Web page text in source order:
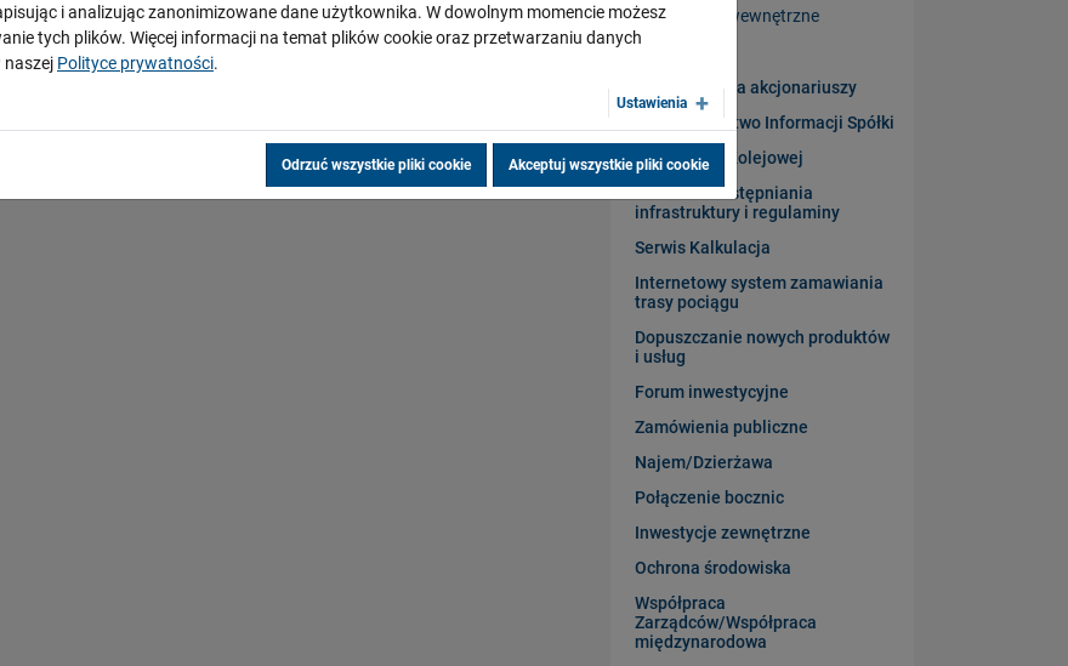
Regulacje wewnętrzne
Informacja dla akcjonariuszy
Bezpieczeństwo Informacji Spółki
Statut Sieci Kolejowej
Warunki udostępniania
infrastruktury i regulaminy
Serwis Kalkulacja
Internetowy system zamawiania
trasy pociągu
Dopuszczanie nowych produktów
i usług
Forum inwestycyjne
Zamówienia publiczne
Najem/Dzierżawa
Połączenie bocznic
Inwestycje zewnętrzne
Ochrona środowiska
Współpraca
Zarządców/Współpraca
międzynarodowa
i analizując zanonimizowane dane użytkownika. W dowolnym momencie możesz
tych plików. Więcej informacji na temat plików cookie oraz przetwarzaniu danych
naszej Polityce prywatności.
Ustawienia
Odrzuć wszystkie pliki cookie Akceptuj wszystkie pliki cookie